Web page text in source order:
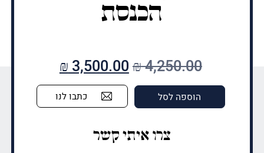
הכנסת
₪4,250.00 המחיר
המקורי
היה:
₪ 4,250.00.
₪3,500.00 המחיר
הנוכחי
הוא:
הוספה לסל כתבו לנו
צרו איתי קשר